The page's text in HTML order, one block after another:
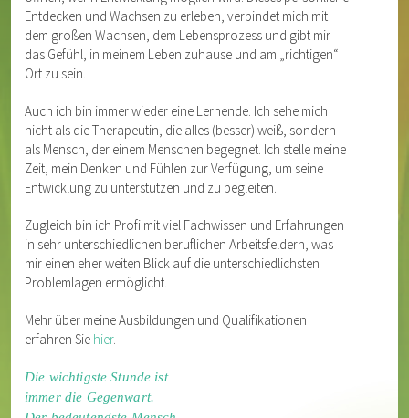
Entdecken und Wachsen zu erleben, verbindet mich mit
dem großen Wachsen, dem Lebensprozess und gibt mir
das Gefühl, in meinem Leben zuhause und am „richtigen“
Ort zu sein.
Auch ich bin immer wieder eine Lernende. Ich sehe mich
nicht als die Therapeutin, die alles (besser) weiß, sondern
als Mensch, der einem Menschen begegnet. Ich stelle meine
Zeit, mein Denken und Fühlen zur Verfügung, um seine
Entwicklung zu unterstützen und zu begleiten.
Zugleich bin ich Profi mit viel Fachwissen und Erfahrungen
in sehr unterschiedlichen beruflichen Arbeitsfeldern, was
mir einen eher weiten Blick auf die unterschiedlichsten
Problemlagen ermöglicht.
Mehr über meine Ausbildungen und Qualifikationen
erfahren Sie hier.
Die wichtigste Stunde ist
immer die Gegenwart.